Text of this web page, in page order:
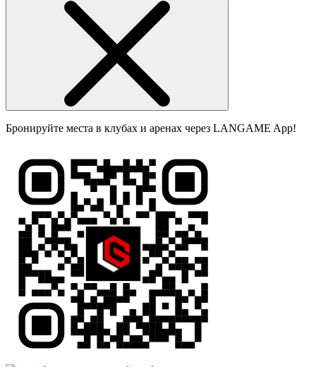
Бронируйте места в клубах и аренах через LANGAME App!